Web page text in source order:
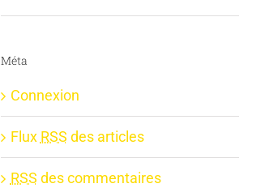
Méta
Connexion
Flux RSS des articles
RSS des commentaires